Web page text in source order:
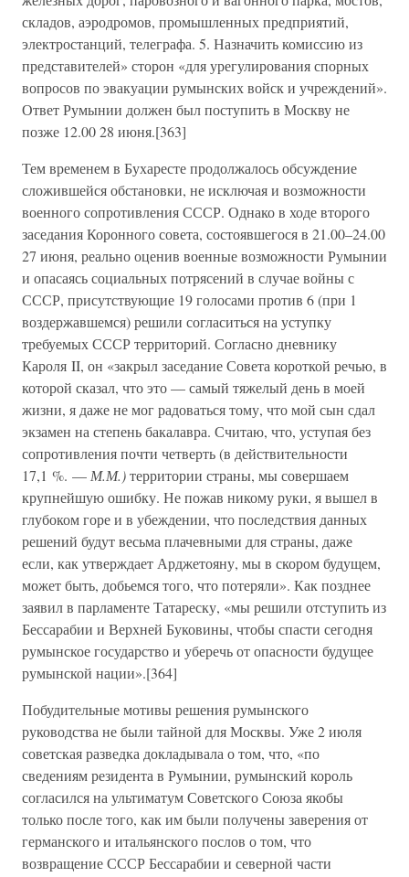
складов, аэродромов, промышленных предприятий,
электростанций, телеграфа. 5. Назначить комиссию из
представителей» сторон «для урегулирования спорных
вопросов по эвакуации румынских войск и учреждений».
Ответ Румынии должен был поступить в Москву не
позже 12.00 28 июня.[363]
Тем временем в Бухаресте продолжалось обсуждение
сложившейся обстановки, не исключая и возможности
военного сопротивления СССР. Однако в ходе второго
заседания Коронного совета, состоявшегося в 21.00–24.00
27 июня, реально оценив военные возможности Румынии
и опасаясь социальных потрясений в случае войны с
СССР, присутствующие 19 голосами против 6 (при 1
воздержавшемся) решили согласиться на уступку
требуемых СССР территорий. Согласно дневнику
Кароля II, он «закрыл заседание Совета короткой речью, в
которой сказал, что это — самый тяжелый день в моей
жизни, я даже не мог радоваться тому, что мой сын сдал
экзамен на степень бакалавра. Считаю, что, уступая без
сопротивления почти четверть (в действительности
17,1 %. — М.М.)территории страны, мы совершаем
крупнейшую ошибку. Не пожав никому руки, я вышел в
глубоком горе и в убеждении, что последствия данных
решений будут весьма плачевными для страны, даже
если, как утверждает Арджетояну, мы в скором будущем,
может быть, добьемся того, что потеряли». Как позднее
заявил в парламенте Татареску, «мы решили отступить из
Бессарабии и Верхней Буковины, чтобы спасти сегодня
румынское государство и уберечь от опасности будущее
румынской нации».[364]
Побудительные мотивы решения румынского
руководства не были тайной для Москвы. Уже 2 июля
советская разведка докладывала о том, что, «по
сведениям резидента в Румынии, румынский король
согласился на ультиматум Советского Союза якобы
только после того, как им были получены заверения от
германского и итальянского послов о том, что
возвращение СССР Бессарабии и северной части